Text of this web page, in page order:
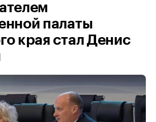
палаты
края стал Денис